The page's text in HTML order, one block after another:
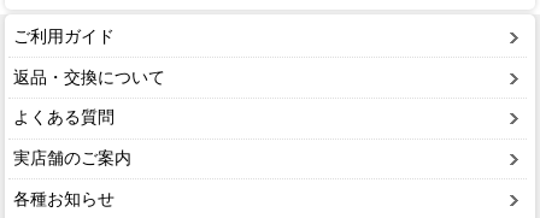
ご利用ガイド
返品・交換について
よくある質問
実店舗のご案内
各種お知らせ